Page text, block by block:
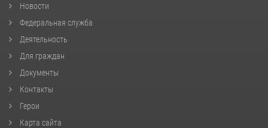
Новости
Федеральная служба
Деятельность
Для граждан
Документы
Контакты
Герои
Карта сайта